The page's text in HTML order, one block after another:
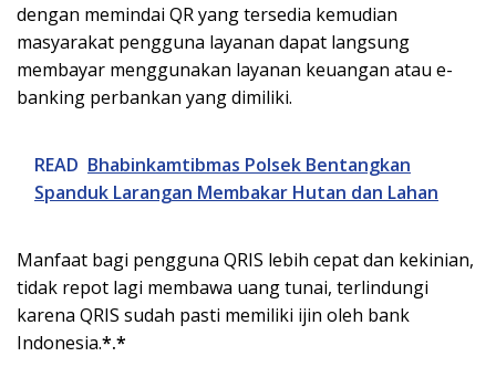
dengan memindai QR yang tersedia kemudian
masyarakat pengguna layanan dapat langsung
membayar menggunakan layanan keuangan atau e-
banking perbankan yang dimiliki.
READ Bhabinkamtibmas Polsek Bentangkan
Spanduk Larangan Membakar Hutan dan Lahan
Manfaat bagi pengguna QRIS lebih cepat dan kekinian,
tidak repot lagi membawa uang tunai, terlindungi
karena QRIS sudah pasti memiliki ijin oleh bank
Indonesia.*.*